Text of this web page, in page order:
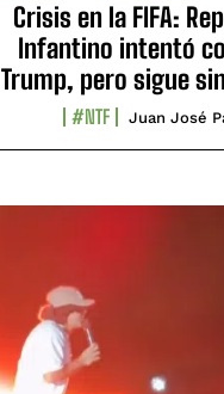
Crisis en la FIFA:
Infantino intentó
Trump, pero sigue
#NTF Juan José